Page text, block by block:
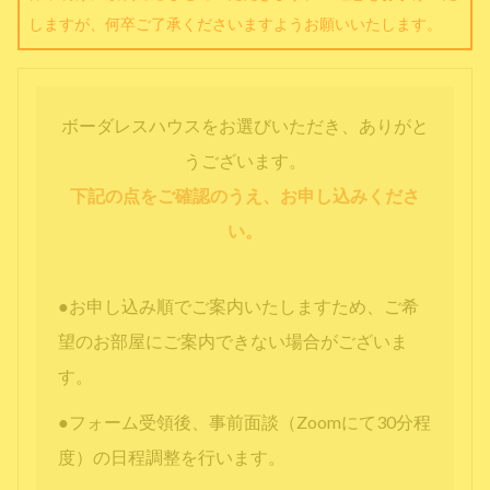
しますが、何卒ご了承くださいますようお願いいたします。
ボーダレスハウスをお選びいただき、ありがと
うございます。
下記の点をご確認のうえ、お申し込みくださ
い。
●お申し込み順でご案内いたしますため、ご希
望のお部屋にご案内できない場合がございま
す。
●フォーム受領後、事前面談（Zoomにて30分程
度）の日程調整を行います。